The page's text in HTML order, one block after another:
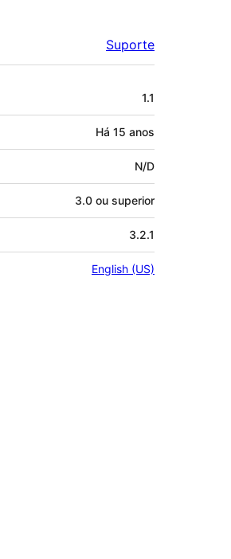
Suporte
1.1
Há 15 anos
N/D
3.0 ou superior
3.2.1
English (US)